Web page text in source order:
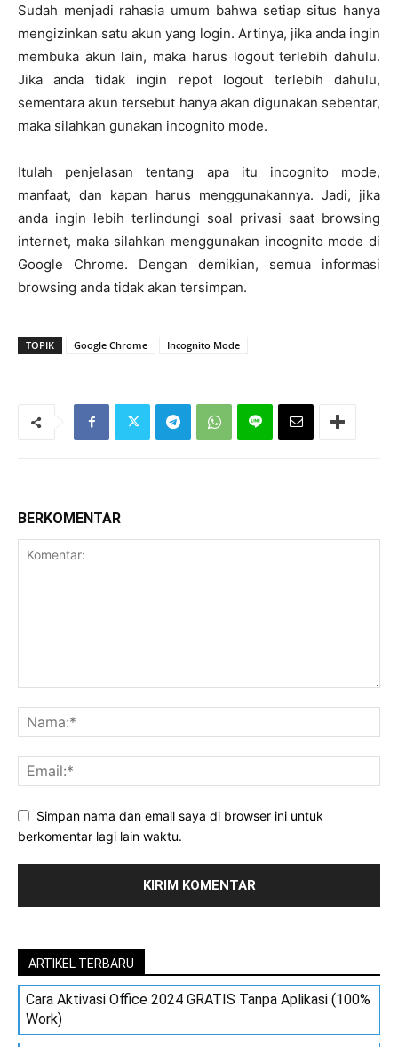
Sudah menjadi rahasia umum bahwa setiap situs hanya
mengizinkan satu akun yang login. Artinya, jika anda ingin
membuka akun lain, maka harus logout terlebih dahulu.
Jika anda tidak ingin repot logout terlebih dahulu,
sementara akun tersebut hanya akan digunakan sebentar,
maka silahkan gunakan incognito mode.
Itulah penjelasan tentang apa itu incognito mode,
manfaat, dan kapan harus menggunakannya. Jadi, jika
anda ingin lebih terlindungi soal privasi saat browsing
internet, maka silahkan menggunakan incognito mode di
Google Chrome. Dengan demikian, semua informasi
browsing anda tidak akan tersimpan.
TOPIK Google Chrome Incognito Mode
BERKOMENTAR
Simpan nama dan email saya di browser ini untuk
berkomentar lagi lain waktu.
ARTIKEL TERBARU
Cara Aktivasi Office 2024 GRATIS Tanpa Aplikasi (100%
Work)